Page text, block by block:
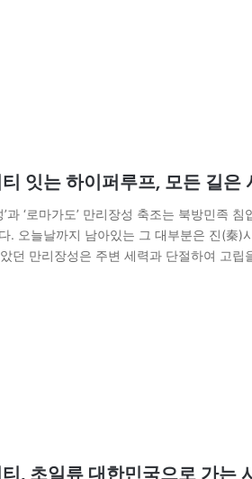
잇는 하이퍼루프, 모든 길은
’과 ‘로마가도’ 만리장성 축조는 북방민족
. 오늘날까지 남아있는 그 대부분은 진(秦)
던 만리장성은 주변 세력과 단절하여 고
, 초일류 대한민국으로 가는